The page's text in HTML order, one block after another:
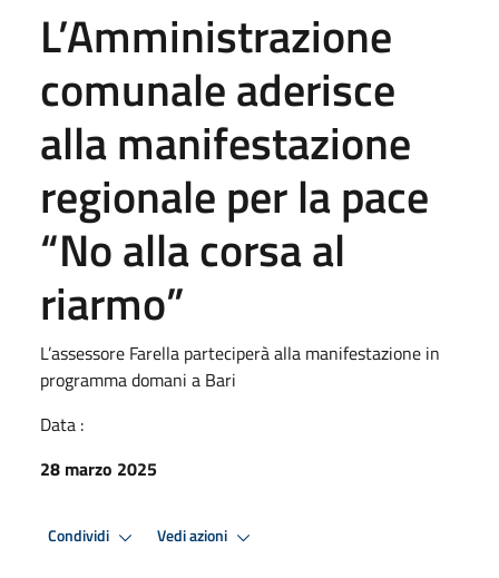
L’Amministrazione
comunale aderisce
alla manifestazione
regionale per la pace
“No alla corsa al
riarmo”
L’assessore Farella parteciperà alla manifestazione in
programma domani a Bari
Data :
28 marzo 2025
Condividi Vedi azioni